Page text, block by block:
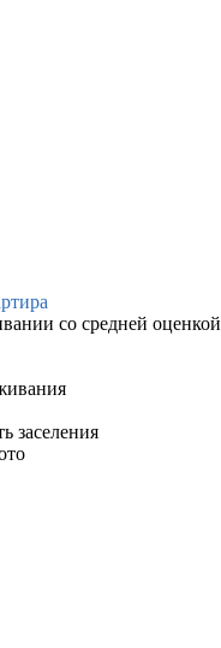
со средней оценкой
заселения